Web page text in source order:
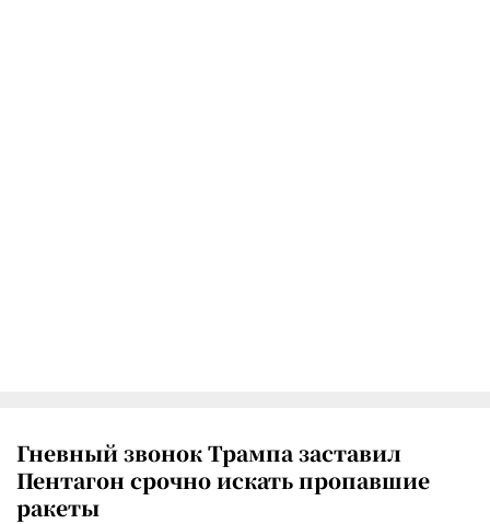
Гневный звонок Трампа заставил
Пентагон срочно искать пропавшие
ракеты